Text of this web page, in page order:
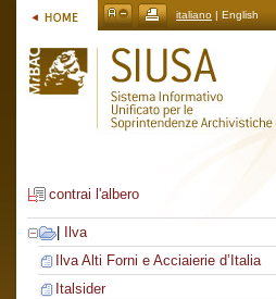
italiano | English
contrai l'albero
Ilva
Ilva Alti Forni e Acciaierie d’Italia
Italsider